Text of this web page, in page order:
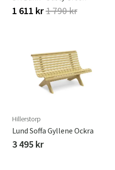
1 611 kr1 790 kr
Hillerstorp
Lund Soffa Gyllene Ockra
3 495 kr